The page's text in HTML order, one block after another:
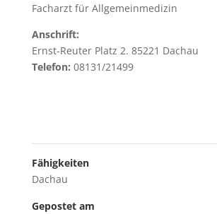
Facharzt für Allgemeinmedizin
Anschrift:
Ernst-Reuter Platz 2. 85221 Dachau
Telefon: 08131/21499
Fähigkeiten
Dachau
Gepostet am